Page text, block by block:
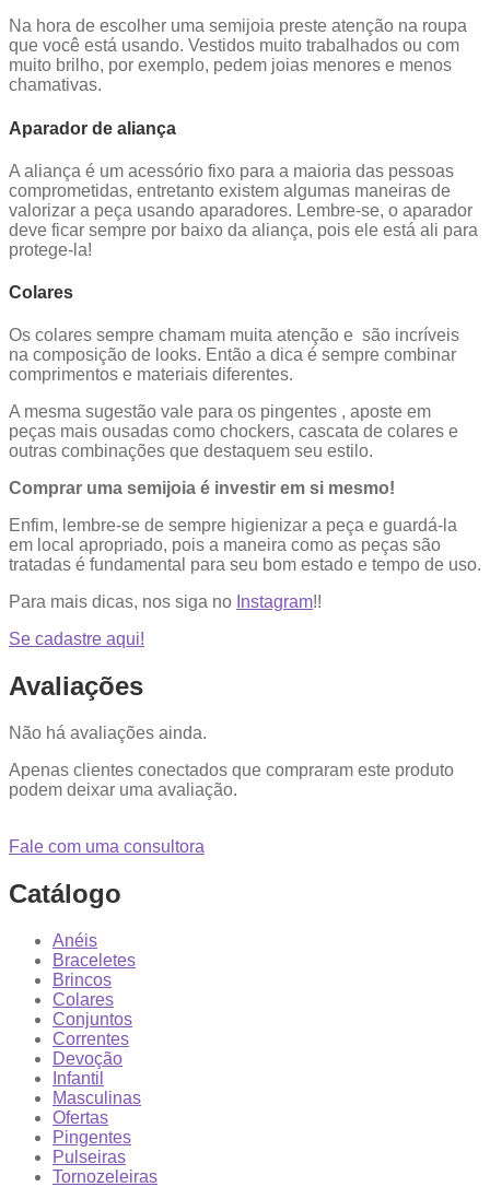
Na hora de escolher uma semijoia preste atenção na roupa
que você está usando. Vestidos muito trabalhados ou com
muito brilho, por exemplo, pedem joias menores e menos
chamativas.
Aparador de aliança
A aliança é um acessório fixo para a maioria das pessoas
comprometidas, entretanto existem algumas maneiras de
valorizar a peça usando aparadores. Lembre-se, o aparador
deve ficar sempre por baixo da aliança, pois ele está ali para
protege-la!
Colares
Os colares sempre chamam muita atenção e são incríveis
na composição de looks. Então a dica é sempre combinar
comprimentos e materiais diferentes.
A mesma sugestão vale para os pingentes , aposte em
peças mais ousadas como chockers, cascata de colares e
outras combinações que destaquem seu estilo.
Comprar uma semijoia é investir em si mesmo!
Enfim, lembre-se de sempre higienizar a peça e guardá-la
em local apropriado, pois a maneira como as peças são
tratadas é fundamental para seu bom estado e tempo de uso.
Para mais dicas, nos siga no Instagram!!
Se cadastre aqui!
Avaliações
Não há avaliações ainda.
Apenas clientes conectados que compraram este produto
podem deixar uma avaliação.
Fale com uma consultora
Catálogo
Anéis
Braceletes
Brincos
Colares
Conjuntos
Correntes
Devoção
Infantil
Masculinas
Ofertas
Pingentes
Pulseiras
Tornozeleiras